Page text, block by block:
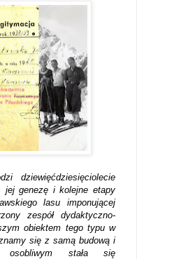
dziewięćdziesięciolecie
jej genezę i kolejneetapy
lasu imponującej
zespół dydaktyczno-
obiektem tego typu w
się z samą budową i
osobliwym stała się